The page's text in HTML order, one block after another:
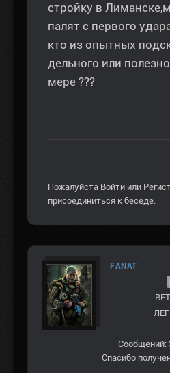
стройку в
палят с первого
кто из опытных
дельного или
мере ???
Пожалуйста Войти или
присоединиться к беседе.
FANAT
Сообщений:
Спасибо